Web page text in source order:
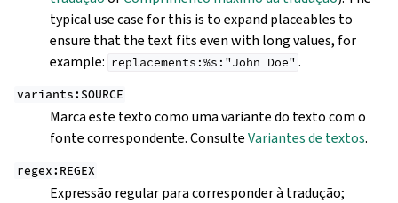
typical use case for this is to expand placeables to
ensure that the text fits even with long values, for
example: replacements:%s:"John Doe" .
variants:SOURCE
Marca este texto como uma variante do texto com o
fonte correspondente. ConsulteVariantes de textos.
regex:REGEX
Expressão regular para corresponder à tradução;